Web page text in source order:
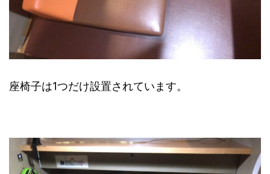
座椅子は1つだけ設置されています。